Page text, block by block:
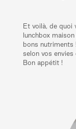
Et voilà, de quoi
lunchbox
bons nutriments
selon vos envies
Bon appétit !